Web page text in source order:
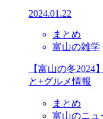
2024.01.22
まとめ
富山の雑学
【富山の冬2024
と+グルメ情報
まとめ
富山のニュ